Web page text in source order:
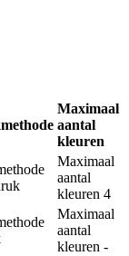
Maximaal
aantal
kleuren
Maximaal
aantal
kleuren 4
Maximaal
aantal
kleuren -